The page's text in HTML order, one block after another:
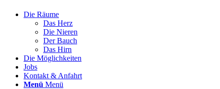
Die Räume
Das Herz
Die Nieren
Der Bauch
Das Hirn
Die Möglichkeiten
Jobs
Kontakt & Anfahrt
Menü Menü